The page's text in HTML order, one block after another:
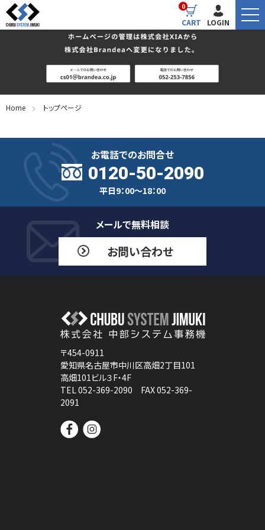
CART
0
LOGIN
Home トップページ
お電話でのお問合せ
0120-50-2090
平日9：00～18：00
メールで無料相談
お問い合わせ
〒454-0911
愛知県名古屋市中川区高畑2丁目101
高畑101ビル３F・4F
TEL 052-369-2090 FAX 052-369-
2091